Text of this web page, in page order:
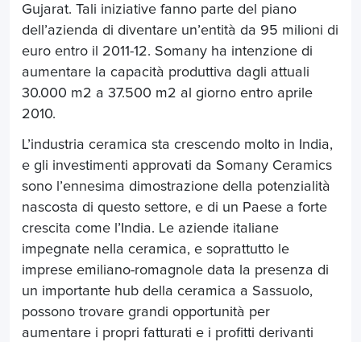
Gujarat. Tali iniziative fanno parte del piano
dell’azienda di diventare un’entità da 95 milioni di
euro entro il 2011-12. Somany ha intenzione di
aumentare la capacità produttiva dagli attuali
30.000 m2 a 37.500 m2 al giorno entro aprile
2010.
L’industria ceramica sta crescendo molto in India,
e gli investimenti approvati da Somany Ceramics
sono l’ennesima dimostrazione della potenzialità
nascosta di questo settore, e di un Paese a forte
crescita come l’India. Le aziende italiane
impegnate nella ceramica, e soprattutto le
imprese emiliano-romagnole data la presenza di
un importante hub della ceramica a Sassuolo,
possono trovare grandi opportunità per
aumentare i propri fatturati e i profitti derivanti